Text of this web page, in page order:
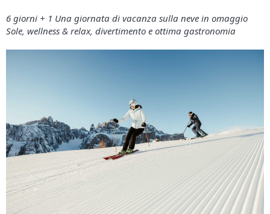
6 giorni + 1 Una giornata di vacanza sulla neve in omaggio
Sole, wellness & relax, divertimento e ottima gastronomia